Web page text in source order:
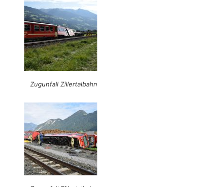
Zugunfall Zillertalbahn